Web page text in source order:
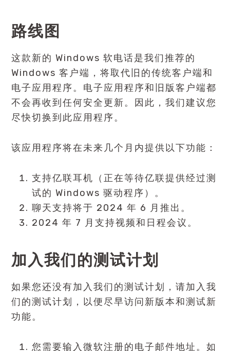
路线图
这款新的 Windows 软电话是我们推荐的
Windows 客户端 ，将取代旧的传统客户端和
电子应用程序。电子应用程序和旧版客户端都
不会再收到任何安全更新。因此，我们建议您
尽快切换到此应用程序。
该应用程序将在未来几个月内提供以下功能：
支持亿联耳机（正在等待亿联提供经过测
试的 Windows 驱动程序）。
聊天支持将于 2024 年 6 月推出。
2024 年 7 月支持视频和日程会议。
加入我们的测试计划
如果您还没有加入我们的测试计划，请加入我
们的测试计划，以便尽早访问新版本和测试新
功能。
您需要输入微软注册的电子邮件地址。如